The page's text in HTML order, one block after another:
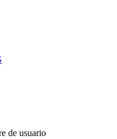
de usuario